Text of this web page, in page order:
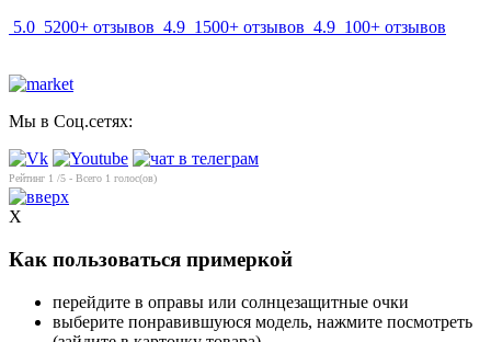
5.0 5200+ отзывов 4.9 1500+ отзывов 4.9 100+ отзывов
Мы в Соц.сетях:
Рейтинг 1 /5 - Всего 1 голос(ов)
X
Как пользоваться примеркой
перейдите в оправы или солнцезащитные очки
выберите понравившуюся модель, нажмите посмотреть